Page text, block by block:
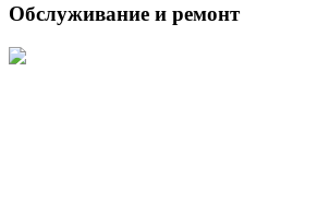
Обслуживание и ремонт